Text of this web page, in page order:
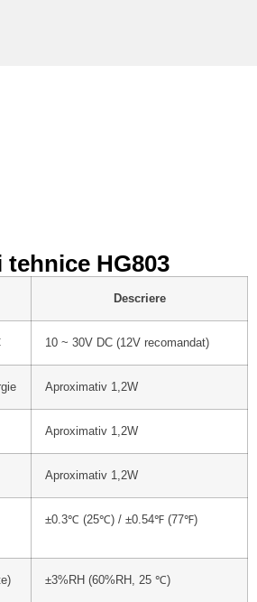
HG803
Descriere
10 ~ 30V DC (12V recomandat)
Aproximativ 1,2W
Aproximativ 1,2W
Aproximativ 1,2W
±0.3℃ (25℃) / ±0.54℉ (77℉)
±3%RH (60%RH, 25 ℃)